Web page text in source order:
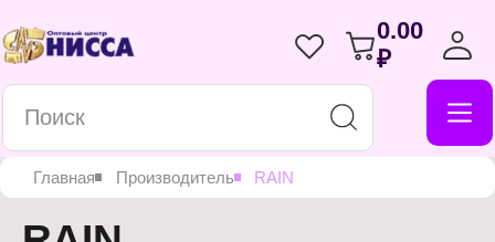
0.00
₽
Главная Производитель RAIN